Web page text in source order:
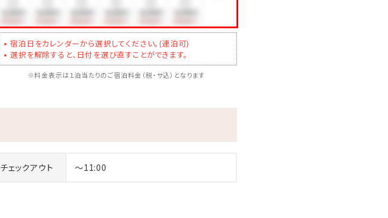
宿泊日をカレンダーから選択してください。(連泊可)
選択を解除すると、日付を選び直すことができます。
※料金表示は１泊当たりのご宿泊料金（税・サ込）となります
チェックアウト ～11:00